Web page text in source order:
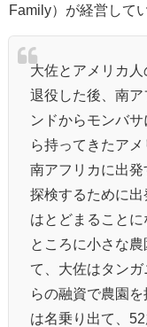
Family）が経営して
大佐とアメリカ
退役した後、南
ンドからモンバ
ら持ってきたアメ
南アフリカに出
探検するために
はとどまること
ところに小さな
て、大佐はタン
らの融資で農園
は名乗り出て、